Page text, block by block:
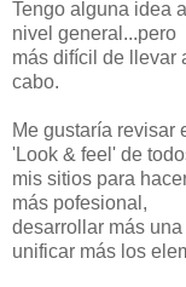
Tengo alguna idea a
nivel general...pero
más difícil de llevar
cabo.
Me gustaría revisar
'Look & feel' de
mis sitios para
más pofesional,
desarrollar más
unificar más los